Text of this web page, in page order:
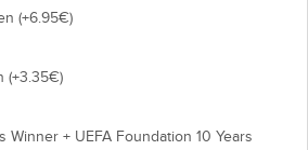
(+6.95€)
(+3.35€)
Winner + UEFA Foundation 10 Years